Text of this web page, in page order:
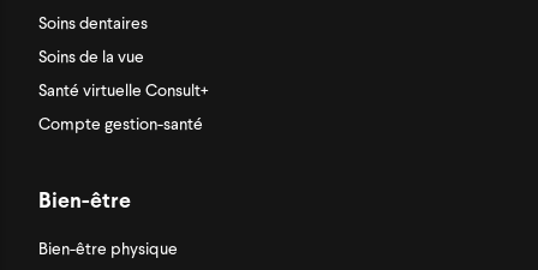
Soins dentaires
Soins de la vue
Santé virtuelle Consult+
Compte gestion-santé
Bien-être
Bien-être physique